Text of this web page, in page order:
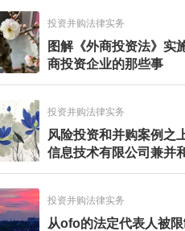
投资并购法律实务
图解《外商投资法》实
商投资企业的那些事
投资并购法律实务
风险投资和并购案例之
信息技术有限公司兼并
投资服务
投资并购法律实务
从ofo的法定代表人被